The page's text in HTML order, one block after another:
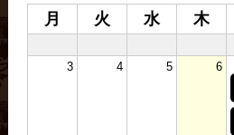
月 火 水 木
3
4 5 6